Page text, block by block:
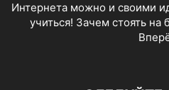
Интернета можно и своими
учиться! Зачем стоять на